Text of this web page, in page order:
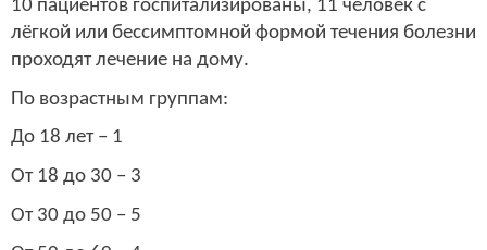
10 пациентов госпитализированы, 11 человек с
лёгкой или бессимптомной формой течения болезни
проходят лечение на дому.
По возрастным группам:
До 18 лет – 1
От 18 до 30 – 3
От 30 до 50 – 5